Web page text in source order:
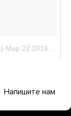
Напишите нам